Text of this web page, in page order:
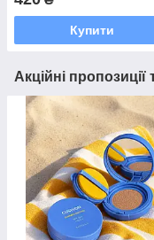
30 МЛ
Купити
Акційні пропозиції